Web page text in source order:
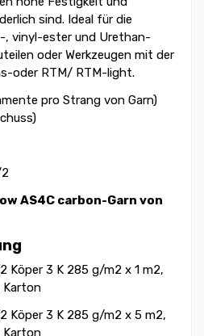
sind. Ideal für die
, vinyl-ester und Urethan-
oder Werkzeugen mit der
oder RTM/ RTM-light.
pro Strang von Garn)
AS4C carbon-Garn von
Köper 3 K 285 g/m2 x 1 m2,
Karton
Köper 3 K 285 g/m2 x 5 m2,
Karton